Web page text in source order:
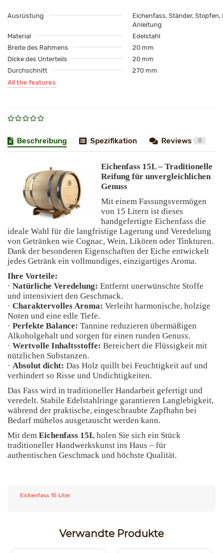
Ausrüstung
Eichenfass, Ständer, Stopfen,
Anleitung
Material
Edelstahl
Breite des Rahmens
20 mm
Dicke des Unterteils
20 mm
Durchschnitt
270 mm
All the features
Beschreibung Spezifikation Reviews 0
Eichenfass 15L – Traditionelle
Reifung für unvergleichlichen
Genuss
Mit einem Fassungsvermögen
von 15 Litern ist dieses
handgefertigte Eichenfass die
ideale Wahl für die langfristige Lagerung und Veredelung
von Getränken wie Cognac, Wein, Likören oder Tinkturen.
Dank der besonderen Eigenschaften der Eiche entwickelt
jedes Getränk ein vollmundiges, einzigartiges Aroma.
Ihre Vorteile:
· Natürliche Veredelung: Entfernt unerwünschte Stoffe
und intensiviert den Geschmack.
· Charaktervolles Aroma: Verleiht harmonische, holzige
Noten und eine edle Tiefe.
· Perfekte Balance: Tannine reduzieren übermäßigen
Alkoholgehalt und sorgen für einen runden Genuss.
· Wertvolle Inhaltsstoffe: Bereichert die Flüssigkeit mit
nützlichen Substanzen.
· Absolut dicht: Das Holz quillt bei Feuchtigkeit auf und
verhindert so Risse und Undichtigkeiten.
Das Fass wird in traditioneller Handarbeit gefertigt und
veredelt. Stabile Edelstahlringe garantieren Langlebigkeit,
während der praktische, eingeschraubte Zapfhahn bei
Bedarf mühelos ausgetauscht werden kann.
Mit dem Eichenfass 15L holen Sie sich ein Stück
traditioneller Handwerkskunst ins Haus – für
authentischen Geschmack und höchste Qualität.
Eichenfass 15 Liter
Verwandte Produkte